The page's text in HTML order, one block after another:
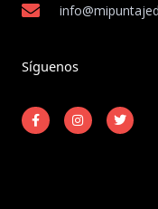
Síguenos
F
a
c
I
n
s
T
w
i